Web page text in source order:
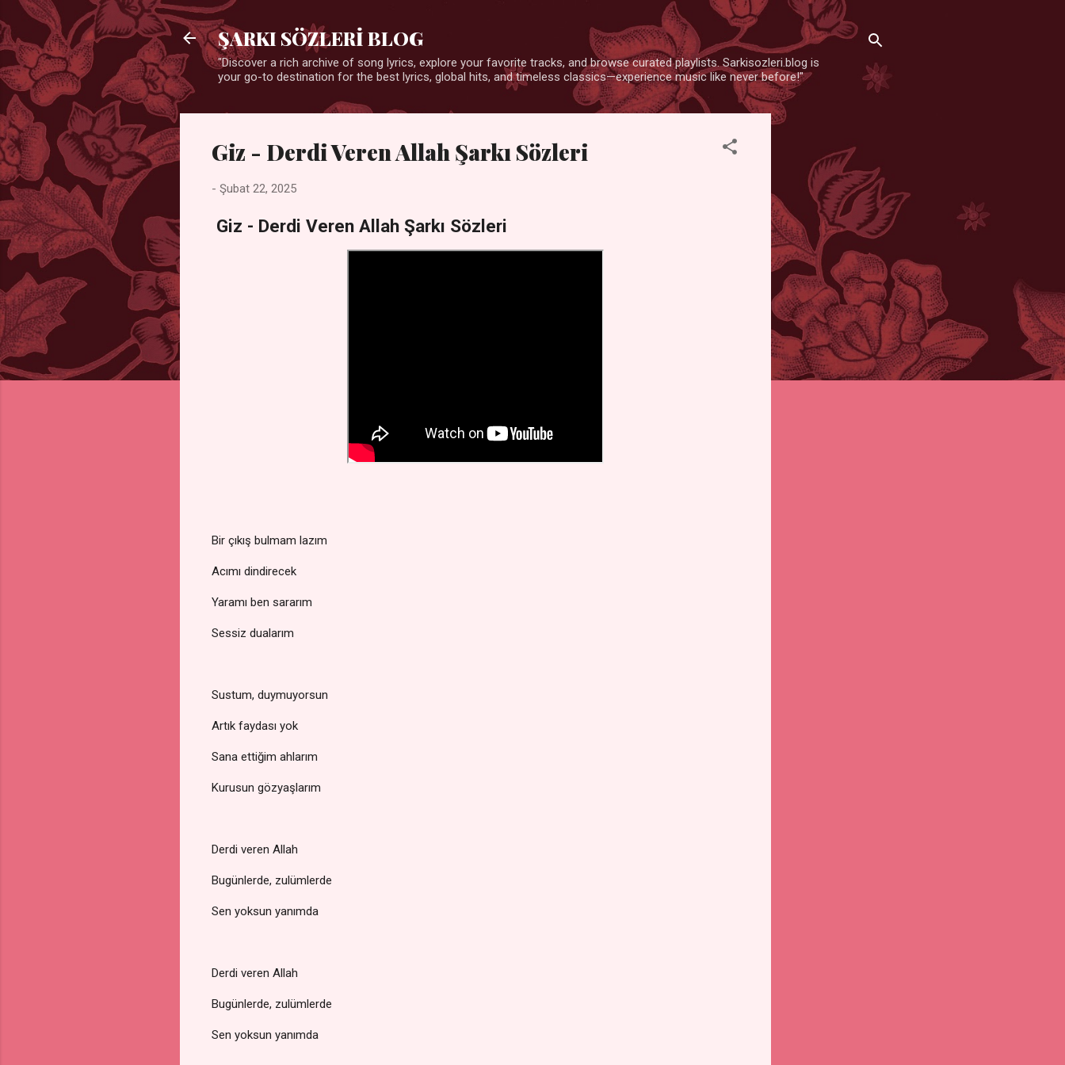
ŞARKI SÖZLERİ BLOG
"Discover a rich archive of song lyrics, explore your favorite tracks, and browse curated playlists. Sarkisozleri.blog is
your go-to destination for the best lyrics, global hits, and timeless classics—experience music like never before!"
Giz - Derdi Veren Allah Şarkı Sözleri
- Şubat 22, 2025
Giz - Derdi Veren Allah Şarkı Sözleri
Bir çıkış bulmam lazım
Acımı dindirecek
Yaramı ben sararım
Sessiz dualarım
Sustum, duymuyorsun
Artık faydası yok
Sana ettiğim ahlarım
Kurusun gözyaşlarım
Derdi veren Allah
Bugünlerde, zulümlerde
Sen yoksun yanımda
Derdi veren Allah
Bugünlerde, zulümlerde
Sen yoksun yanımda